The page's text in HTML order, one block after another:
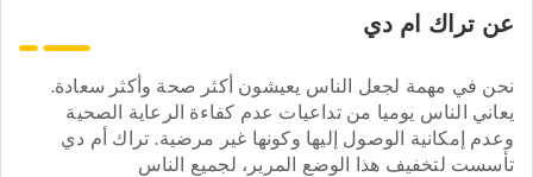
عن تراك ام دي
نحن في مهمة لجعل الناس يعيشون أكثر صحة وأكثر سعادة.
يعاني الناس يوميا من تداعيات عدم كفاءة الرعاية الصحية
وعدم إمكانية الوصول إليها وكونها غير مرضية. تراك أم دي
تأسست لتخفيف هذا الوضع المرير، لجميع الناس